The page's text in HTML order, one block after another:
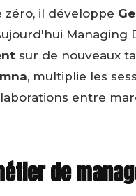
zéro, il développe
Managing
sur de nouveaux
, multiplie les
entre
de